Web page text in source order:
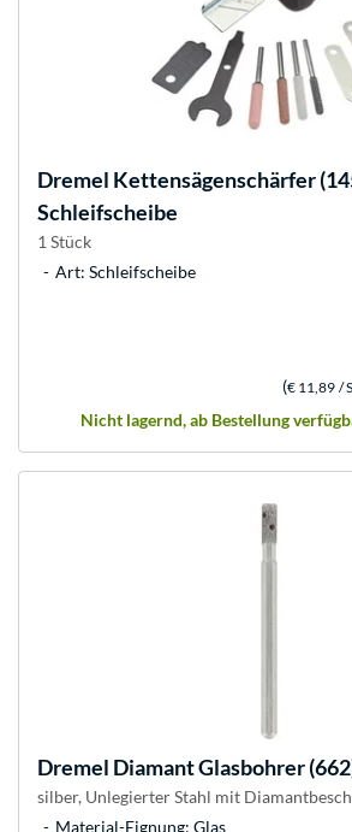
Dremel Kettensägenschärfer
Schleifscheibe
1 Stück
Art: Schleifscheibe
(€ 11,89 /
Nicht lagernd, ab Bestellung
Dremel Diamant Glasbohrer
silber, Unlegierter Stahl mit
Material-Eignung: Glas